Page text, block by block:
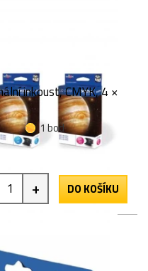
inkoust, CMYK, 4 ×
1 bod
+ DO KOŠÍKU